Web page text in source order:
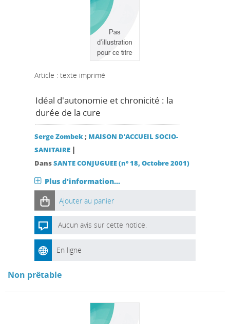
Article : texte imprimé
Idéal d'autonomie et chronicité : la
durée de la cure
Serge Zombek; MAISON D'ACCUEIL SOCIO-
SANITAIRE |
DansSANTE CONJUGUEE (n° 18, Octobre 2001)
Plus d'information...
Ajouter au panier
Aucun avis sur cette notice.
En ligne
Non prêtable